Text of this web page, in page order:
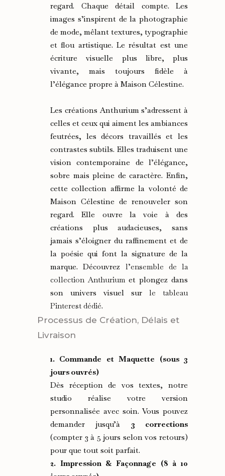
regard. Chaque détail compte. Les
images s’inspirent de la photographie
de mode, mêlant textures, typographie
et flou artistique. Le résultat est une
écriture visuelle plus libre, plus
vivante, mais toujours fidèle à
l’élégance propre à Maison Célestine.
Les créations Anthurium s’adressent à
celles et ceux qui aiment les ambiances
feutrées, les décors travaillés et les
contrastes subtils. Elles traduisent une
vision contemporaine de l’élégance,
sobre mais pleine de caractère. Enfin,
cette collection affirme la volonté de
Maison Célestine de renouveler son
regard. Elle ouvre la voie à des
créations plus audacieuses, sans
jamais s’éloigner du raffinement et de
la poésie qui font la signature de la
marque. Découvrez l’ensemble de la
collection Anthurium et plongez dans
son univers visuel sur le tableau
Pinterest dédié.
Processus de Création, Délais et
Livraison
1. Commande et Maquette (sous 3
jours ouvrés)
Dès réception de vos textes, notre
studio réalise votre version
personnalisée avec soin. Vous pouvez
demander jusqu’à 3 corrections
(compter 3 à 5 jours selon vos retours)
pour que tout soit parfait.
2. Impression & Façonnage (8 à 10